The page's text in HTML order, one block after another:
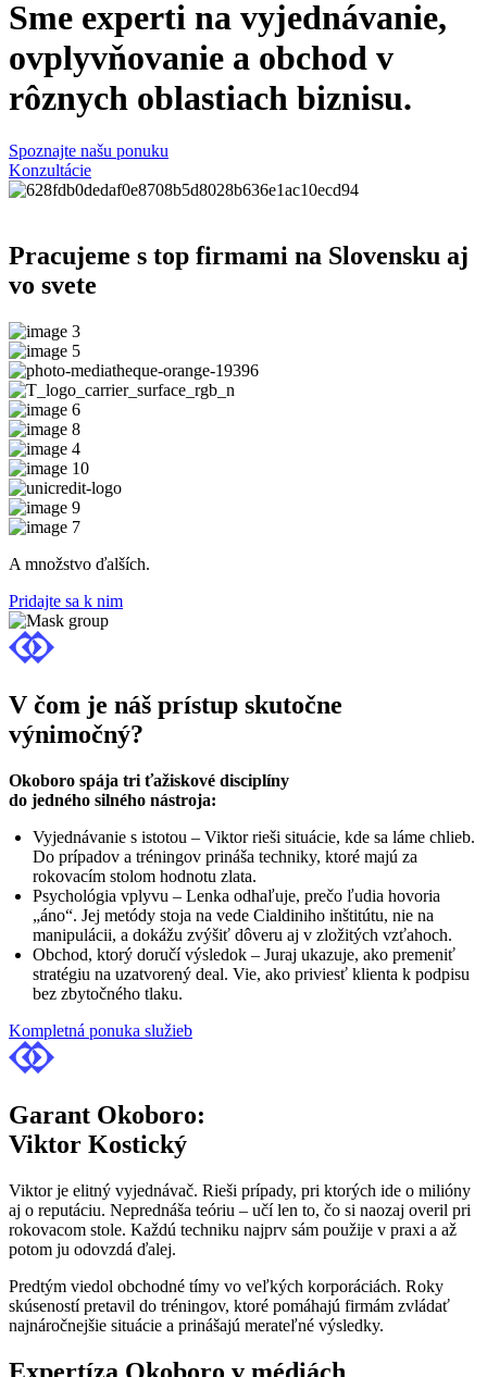
Sme experti na vyjednávanie,
ovplyvňovanie a obchod v
rôznych oblastiach biznisu.
Spoznajte našu ponuku
Konzultácie
Pracujeme s top firmami na Slovensku aj
vo svete
A množstvo ďalších.
Pridajte sa k nim
V čom je náš prístup skutočne
výnimočný?
Okoboro spája tri ťažiskové disciplíny
do jedného silného nástroja:
Vyjednávanie s istotou – Viktor rieši situácie, kde sa láme chlieb.
Do prípadov a tréningov prináša techniky, ktoré majú za
rokovacím stolom hodnotu zlata.
Psychológia vplyvu – Lenka odhaľuje, prečo ľudia hovoria
„áno“. Jej metódy stoja na vede Cialdiniho inštitútu, nie na
manipulácii, a dokážu zvýšiť dôveru aj v zložitých vzťahoch.
Obchod, ktorý doručí výsledok – Juraj ukazuje, ako premeniť
stratégiu na uzatvorený deal. Vie, ako priviesť klienta k podpisu
bez zbytočného tlaku.
Kompletná ponuka služieb
Garant Okoboro:
Viktor Kostický
Viktor je elitný vyjednávač. Rieši prípady, pri ktorých ide o milióny
aj o reputáciu. Neprednáša teóriu – učí len to, čo si naozaj overil pri
rokovacom stole. Každú techniku najprv sám použije v praxi a až
potom ju odovzdá ďalej.
Predtým viedol obchodné tímy vo veľkých korporáciách. Roky
skúseností pretavil do tréningov, ktoré pomáhajú firmám zvládať
najnáročnejšie situácie a prinášajú merateľné výsledky.
Expertíza Okoboro v médiách